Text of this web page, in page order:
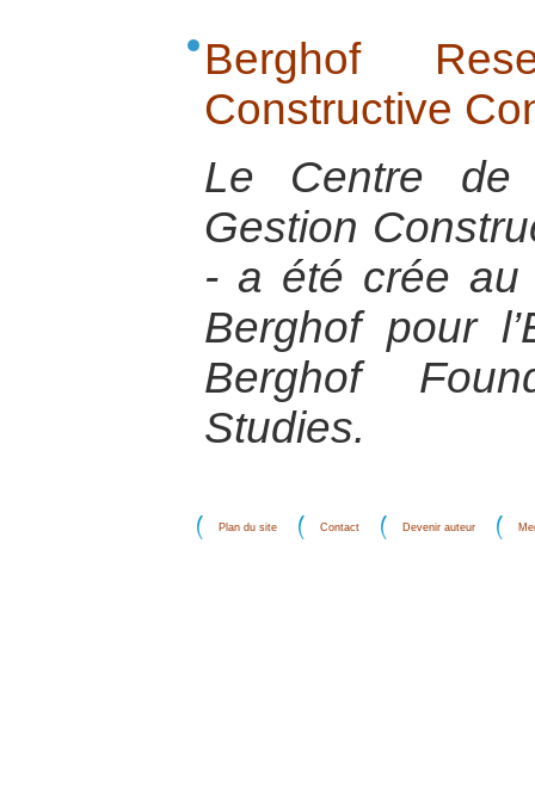
Berghof
Constructive
Le Centre de
Gestion
- a été crée au
Berghof pour
Berghof
Studies.
Plan du site Contact Devenir auteur